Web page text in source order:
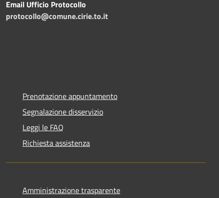
Email Ufficio Protocollo
protocollo@comune.cirie.to.it
Prenotazione appuntamento
Segnalazione disservizio
Leggi le FAQ
Richiesta assistenza
Amministrazione trasparente